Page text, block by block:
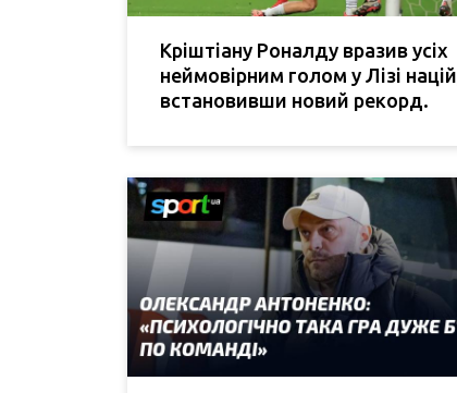
Кріштіану Роналду вразив усіх
неймовірним голом у Лізі націй,
встановивши новий рекорд.